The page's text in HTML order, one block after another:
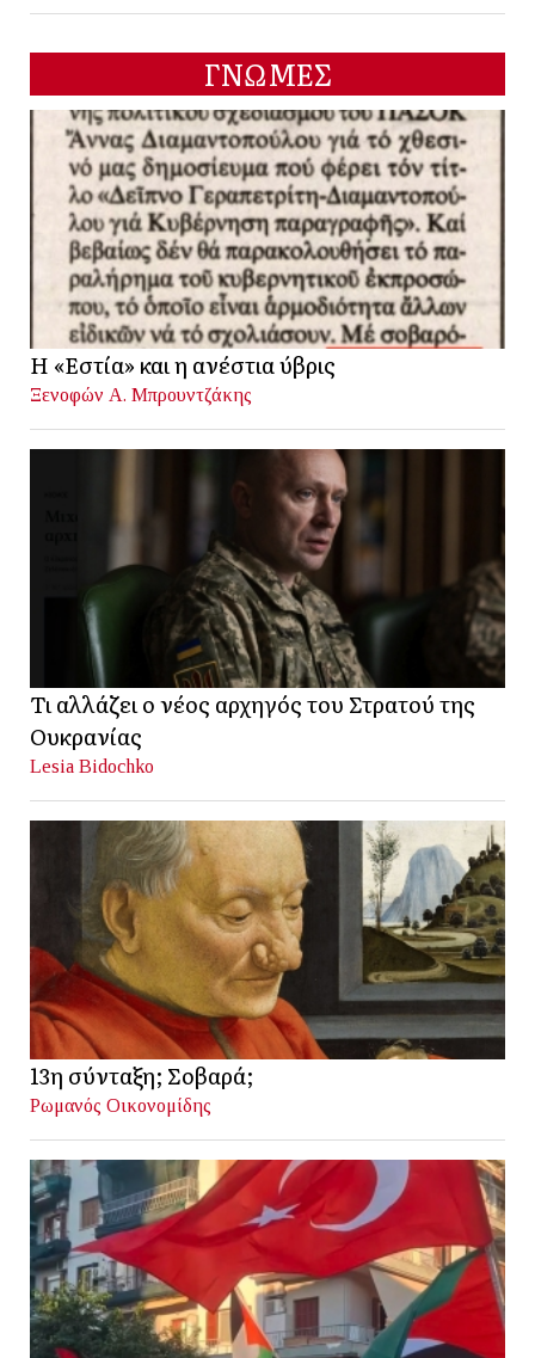
ΓΝΩΜΕΣ
Η «Εστία» και η ανέστια ύβρις
Ξενοφών Α. Μπρουντζάκης
Τι αλλάζει ο νέος αρχηγός του Στρατού της
Ουκρανίας
Lesia Bidochko
13η σύνταξη; Σοβαρά;
Ρωμανός Οικονομίδης